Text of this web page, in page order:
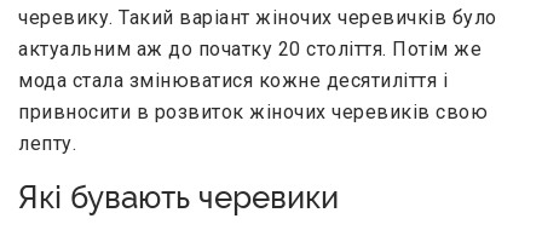
черевику. Такий варіант жіночих черевичків було
актуальним аж до початку 20 століття. Потім же
мода стала змінюватися кожне десятиліття і
привносити в розвиток жіночих черевиків свою
лепту.
Які бувають черевики